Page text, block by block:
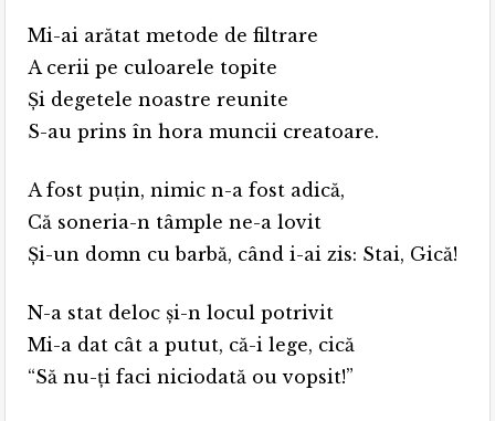
Mi-ai arătat metode de filtrare
A cerii pe culoarele topite
Şi degetele noastre reunite
S-au prins în hora muncii creatoare.
A fost puţin, nimic n-a fost adică,
Că soneria-n tâmple ne-a lovit
Şi-un domn cu barbă, când i-ai zis: Stai, Gică!
N-a stat deloc şi-n locul potrivit
Mi-a dat cât a putut, că-i lege, cică
“Să nu-ţi faci niciodată ou vopsit!”